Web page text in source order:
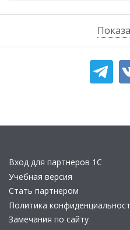
Вход для партнеров 1С
Учебная версия
Стать партнером
Политика
Замечания по сайту